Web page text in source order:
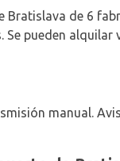
Bratislava de 6
Se pueden
manual.